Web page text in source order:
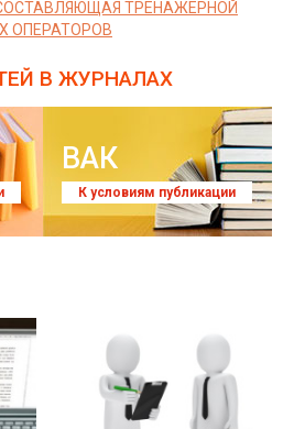
ТРЕНАЖЕРНОЙ
ОПЕРАТОРОВ
В ЖУРНАЛАХ
ВАК
К условиям публикации